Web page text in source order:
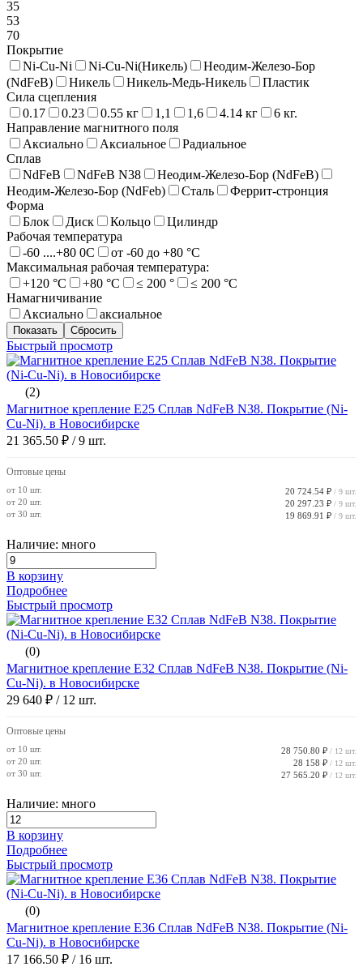
35
53
70
Покрытие
Ni-Cu-Ni
Ni-Cu-Ni(Никель)
Неодим-Железо-Бор
(NdFeB)
Никель Никель-Медь-Никель
Пластик
Сила сцепления
0.17
0.23 0.55 кг 1,1 1,6 4.14 кг
6 кг.
Направление магнитного поля
Аксиально
Аксиальное
Радиальное
Сплав
NdFeB
NdFeB N38
Неодим-Железо-Бор (NdFeB)
Неодим-Железо-Бор (NdFeb)
Сталь
Феррит-стронция
Форма
Блок
Диск Кольцо
Цилиндр
Рабочая температура
-60 ....+80 0С
от -60 до +80 °С
Максимальная рабочая температура:
+120 °С
+80 °С ≤ 200 °
≤ 200 °C
Намагничивание
Аксиально
аксиальное
Быстрый просмотр
(2)
Магнитное крепление E25 Сплав NdFeB N38. Покрытие (Ni-
Cu-Ni). в Новосибирске
21 365.50 ₽ / 9 шт.
Оптовые цены
от 10 шт. 20 724.54 ₽ / 9 шт.
от 20 шт. 20 297.23 ₽ / 9 шт.
от 30 шт. 19 869.91 ₽ / 9 шт.
Наличие: много
В корзину
Подробнее
Быстрый просмотр
(0)
Магнитное крепление E32 Сплав NdFeB N38. Покрытие (Ni-
Cu-Ni). в Новосибирске
29 640 ₽ / 12 шт.
Оптовые цены
от 10 шт. 28 750.80 ₽ / 12 шт.
от 20 шт. 28 158 ₽ / 12 шт.
от 30 шт. 27 565.20 ₽ / 12 шт.
Наличие: много
В корзину
Подробнее
Быстрый просмотр
(0)
Магнитное крепление E36 Сплав NdFeB N38. Покрытие (Ni-
Cu-Ni). в Новосибирске
17 166.50 ₽ / 16 шт.